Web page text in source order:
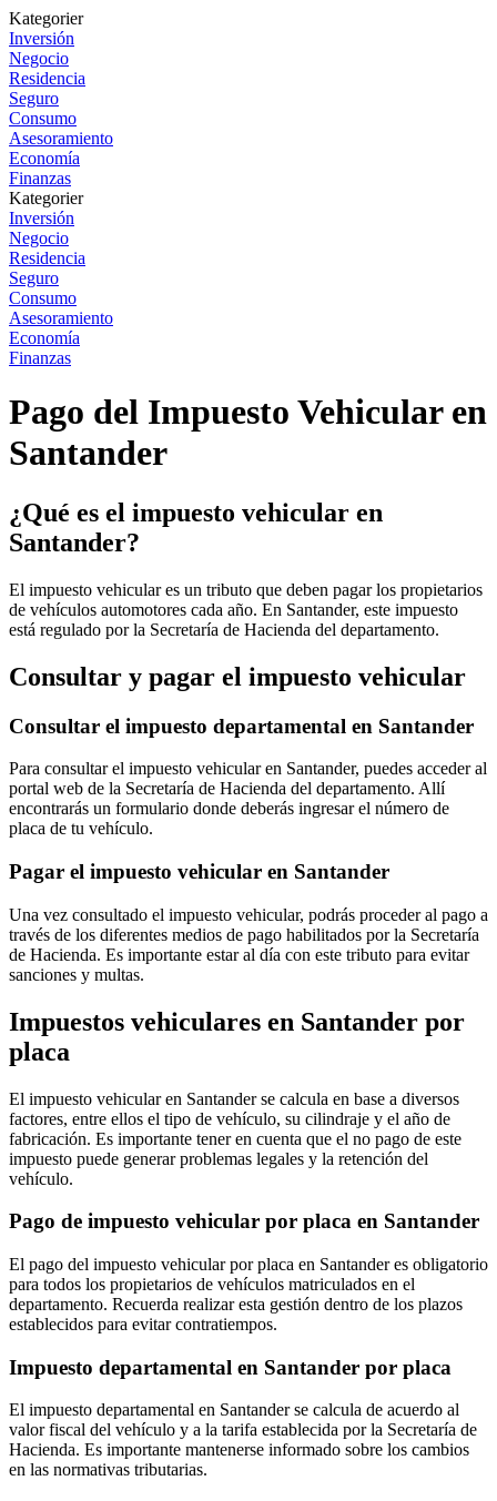
Kategorier
Inversión
Negocio
Residencia
Seguro
Consumo
Asesoramiento
Economía
Finanzas
Kategorier
Inversión
Negocio
Residencia
Seguro
Consumo
Asesoramiento
Economía
Finanzas
Pago del Impuesto Vehicular en
Santander
¿Qué es el impuesto vehicular en
Santander?
El impuesto vehicular es un tributo que deben pagar los propietarios
de vehículos automotores cada año. En Santander, este impuesto
está regulado por la Secretaría de Hacienda del departamento.
Consultar y pagar el impuesto vehicular
Consultar el impuesto departamental en Santander
Para consultar el impuesto vehicular en Santander, puedes acceder al
portal web de la Secretaría de Hacienda del departamento. Allí
encontrarás un formulario donde deberás ingresar el número de
placa de tu vehículo.
Pagar el impuesto vehicular en Santander
Una vez consultado el impuesto vehicular, podrás proceder al pago a
través de los diferentes medios de pago habilitados por la Secretaría
de Hacienda. Es importante estar al día con este tributo para evitar
sanciones y multas.
Impuestos vehiculares en Santander por
placa
El impuesto vehicular en Santander se calcula en base a diversos
factores, entre ellos el tipo de vehículo, su cilindraje y el año de
fabricación. Es importante tener en cuenta que el no pago de este
impuesto puede generar problemas legales y la retención del
vehículo.
Pago de impuesto vehicular por placa en Santander
El pago del impuesto vehicular por placa en Santander es obligatorio
para todos los propietarios de vehículos matriculados en el
departamento. Recuerda realizar esta gestión dentro de los plazos
establecidos para evitar contratiempos.
Impuesto departamental en Santander por placa
El impuesto departamental en Santander se calcula de acuerdo al
valor fiscal del vehículo y a la tarifa establecida por la Secretaría de
Hacienda. Es importante mantenerse informado sobre los cambios
en las normativas tributarias.